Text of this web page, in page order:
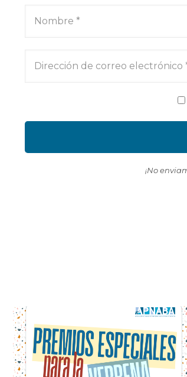
¡No